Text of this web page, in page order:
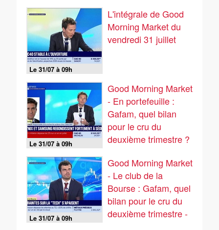
Le 31/07 à 09h
L'intégrale de Good
Morning Market du
vendredi 31 juillet
Le 31/07 à 09h
Good Morning Market
- En portefeuille :
Gafam, quel bilan
pour le cru du
deuxième trimestre ?
Le 31/07 à 09h
Good Morning Market
- Le club de la
Bourse : Gafam, quel
bilan pour le cru du
deuxième trimestre -